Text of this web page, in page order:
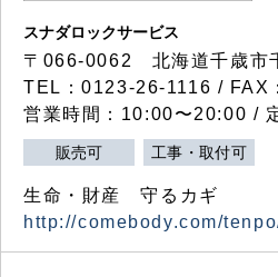
スナダロックサービス
〒066-0062 北海道千歳市
TEL：0123-26-1116 / FAX
営業時間：10:00〜20:00 /
販売可 工事・取付可
生命・財産 守るカギ
http://comebody.com/